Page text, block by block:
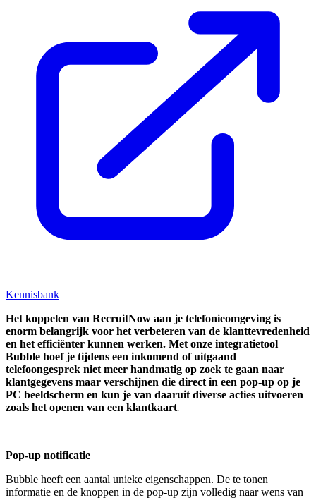
Kennisbank
Het koppelen van RecruitNow aan je telefonieomgeving is
enorm belangrijk voor het verbeteren van de klanttevredenheid
en het efficiënter kunnen werken. Met onze integratietool
Bubble hoef je tijdens een inkomend of uitgaand
telefoongesprek niet meer handmatig op zoek te gaan naar
klantgegevens maar verschijnen die direct in een pop-up op je
PC beeldscherm en kun je van daaruit diverse acties uitvoeren
zoals het openen van een klantkaart
Pop-up notificatie
Bubble heeft een aantal unieke eigenschappen. De te tonen
informatie en de knoppen in de pop-up zijn volledig naar wens van